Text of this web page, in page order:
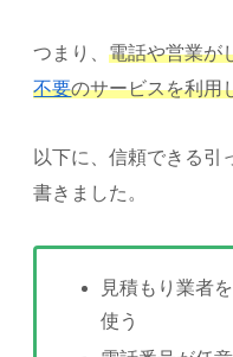
つまり、電話や営業が
不要のサービスを利用
以下に、信頼できる引
書きました。
見積もり業者
使う